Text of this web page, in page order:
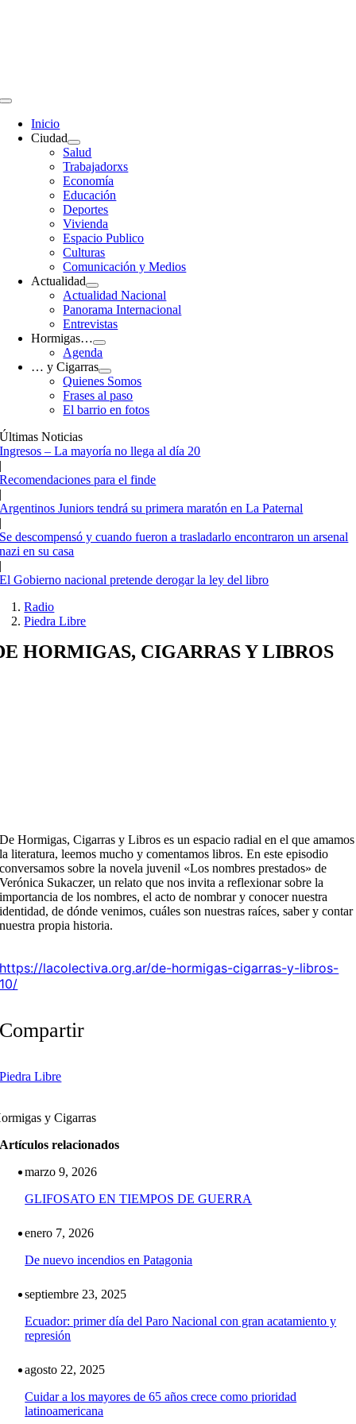
Toggle
Navigation
Inicio
Ciudad
Salud
Trabajadorxs
Economía
Educación
Deportes
Vivienda
Espacio Publico
Culturas
Comunicación y Medios
Actualidad
Actualidad Nacional
Panorama Internacional
Entrevistas
Hormigas…
Agenda
… y Cigarras
Quienes Somos
Frases al paso
El barrio en fotos
Últimas Noticias
Ingresos – La mayoría no llega al día 20
|
Recomendaciones para el finde
|
Argentinos Juniors tendrá su primera maratón en La Paternal
|
Se descompensó y cuando fueron a trasladarlo encontraron un arsenal
nazi en su casa
|
El Gobierno nacional pretende derogar la ley del libro
Radio
Piedra Libre
HORMIGAS, CIGARRAS Y LIBROS
De Hormigas, Cigarras y Libros es un espacio radial en el que amamos
la literatura, leemos mucho y comentamos libros. En este episodio
conversamos sobre la novela juvenil «Los nombres prestados» de
Verónica Sukaczer, un relato que nos invita a reflexionar sobre la
importancia de los nombres, el acto de nombrar y conocer nuestra
identidad, de dónde venimos, cuáles son nuestras raíces, saber y contar
nuestra propia historia.
https://lacolectiva.org.ar/de-hormigas-cigarras-y-libros-
10/
Compartir
Piedra Libre
y Cigarras
Artículos relacionados
marzo 9, 2026
GLIFOSATO EN TIEMPOS DE GUERRA
enero 7, 2026
De nuevo incendios en Patagonia
septiembre 23, 2025
Ecuador: primer día del Paro Nacional con gran acatamiento y
represión
agosto 22, 2025
Cuidar a los mayores de 65 años crece como prioridad
latinoamericana